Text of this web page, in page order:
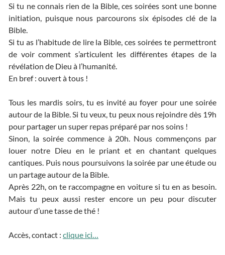
Si tu ne connais rien de la Bible, ces soirées sont une bonne
initiation, puisque nous parcourons six épisodes clé de la
Bible.
Si tu as l’habitude de lire la Bible, ces soirées te permettront
de voir comment s’articulent les différentes étapes de la
révélation de Dieu à l’humanité.
En bref : ouvert à tous !
Tous les mardis soirs, tu es invité au foyer pour une soirée
autour de la Bible. Si tu veux, tu peux nous rejoindre dès 19h
pour partager un super repas préparé par nos soins !
Sinon, la soirée commence à 20h. Nous commençons par
louer notre Dieu en le priant et en chantant quelques
cantiques. Puis nous poursuivons la soirée par une étude ou
un partage autour de la Bible.
Après 22h, on te raccompagne en voiture si tu en as besoin.
Mais tu peux aussi rester encore un peu pour discuter
autour d’une tasse de thé !
Accès, contact : clique ici…